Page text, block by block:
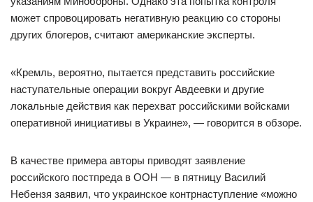
может спровоцировать негативную реакцию со стороны
других блогеров, считают американские эксперты.
«Кремль, вероятно, пытается представить российские
наступательные операции вокруг Авдеевки и другие
локальные действия как перехват российскими войсками
оперативной инициативы в Украине», — говорится в обзоре.
В качестве примера авторы приводят заявление
российского постпреда в ООН — в пятницу Василий
Небензя заявил, что украинское контрнаступление «можно